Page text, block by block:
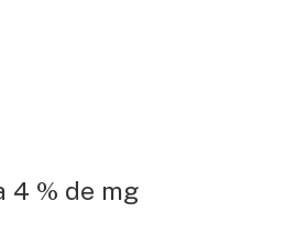
4 % de mg